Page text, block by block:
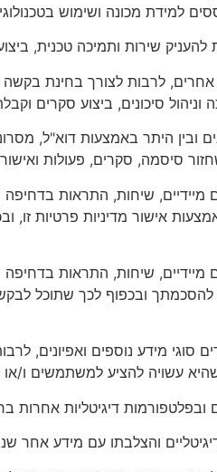
למידת מכונה ושימוש
שירות ותמיכה טכנית,
לרבות לצורך בחינת
סיכונים, ביצוע סקרים
סיסמה, סקרים, פעולות
אישור מדיניות פרטיות
להסכמתך ובכפוף לכך שתוכל
מידע נוספים ואפיונים,
עשויה להציע למשתמשים ו/
ובפלטפורמות דיגיטליות אחרות
והצלבתו עם מידע אחר